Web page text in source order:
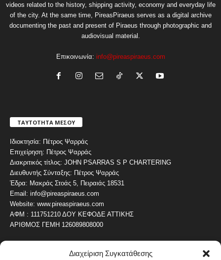
Διαχείριση Συγκατάθεσης
videos related to the history, shipping activity, economy and everyday life
of the city. At the same time, PireasPiraeus serves as a digital archive
documenting the past and present of Piraeus through photographic and
audiovisual material.
Επικοινωνία: info@pireaspiraeus.com
ΤΑΥΤΟΤΗΤΑ ΜΕΣΟΥ
Ιδιοκτησία: Πέτρος Ψαρράς
Επιχείρηση: Πέτρος Ψαρράς
Διακριτικός τίτλος: JOHN PSARRAS S P CHARTERING
Διευθυντής Σύνταξης: Πέτρος Ψαρράς
Έδρα: Μακράς Στοάς 5, Πειραιάς 18531
Email: info@pireaspiraeus.com
Website: www.pireaspiraeus.com
ΑΦΜ : 111751210 ΔΟΥ ΚΕΦΟΔΕ ΑΤΤΙΚΗΣ
ΑΡΙΘΜΟΣ ΓΕΜΗ 126089808000
ΔΗΜΟΦΙΛΗ ΚΑΤΗΓΟΡΙΑ